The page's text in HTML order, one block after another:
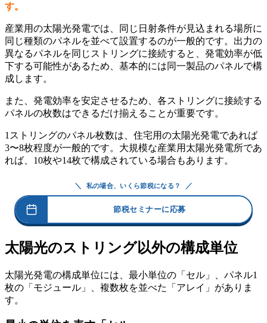
す。
産業用の太陽光発電では、同じ日射条件が見込まれる場所に
同じ種類のパネルを並べて設置するのが一般的です。出力の
異なるパネルを同じストリングに接続すると、発電効率が低
下する可能性があるため、基本的には同一製品のパネルで構
成します。
また、発電効率を安定させるため、各ストリングに接続する
パネルの枚数はできるだけ揃えることが重要です。
1ストリングのパネル枚数は、住宅用の太陽光発電であれば
3〜8枚程度が一般的です。大規模な産業用太陽光発電所であ
れば、10枚や14枚で構成されている場合もあります。
＼ 私の場合、いくら節税になる？ ／
節税セミナーに応募
太陽光のストリング以外の構成単位
太陽光発電の構成単位には、最小単位の「セル」、パネル1
枚の「モジュール」、複数枚を並べた「アレイ」がありま
す。